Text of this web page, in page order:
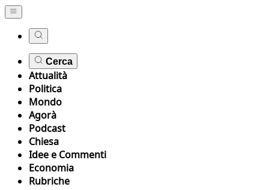
Cerca
Attualità
Politica
Mondo
Agorà
Podcast
Chiesa
Idee e Commenti
Economia
Rubriche